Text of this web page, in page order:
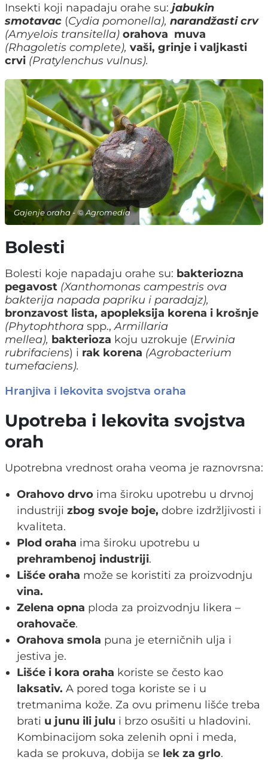
Insekti koji napadaju orahe su: jabukin
smotavac (Cydia pomonella), narandžasti crv
(Amyelois transitella) orahova muva
(Rhagoletis complete), vaši, grinje i valjkasti
crvi (Pratylenchus vulnus).
Gajenje oraha - © Agromedia
Bolesti
Bolesti koje napadaju orahe su: bakteriozna
pegavost (Xanthomonas campestris ova
bakterija napada papriku i paradajz),
bronzavost lista, apopleksija korena i krošnje
(Phytophthora spp.,Armillaria
mellea), bakterioza koju uzrokuje (Erwinia
rubrifaciens) i rak korena (Agrobacterium
tumefaciens).
Hranjiva i lekovita svojstva oraha
Upotreba i lekovita svojstva
orah
Upotrebna vrednost oraha veoma je raznovrsna:
Orahovo drvo ima široku upotrebu u drvnoj
industriji zbog svoje boje, dobre izdržljivosti i
kvaliteta.
Plod oraha ima široku upotrebu u
prehrambenoj industriji.
Lišće oraha može se koristiti za proizvodnju
vina.
Zelena opna ploda za proizvodnju likera –
orahovače.
Orahova smola puna je eterničnih ulja i
jestiva je.
Lišće i kora oraha koriste se često kao
laksativ. A pored toga koriste se i u
tretmanima kože. Za ovu primenu lišće treba
brati u junu ili julu i brzo osušiti u hladovini.
Kombinacijom soka zelenih opni i meda,
kada se prokuva, dobija se lek za grlo.